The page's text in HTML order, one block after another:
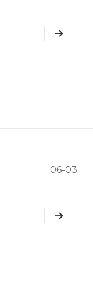
06-03